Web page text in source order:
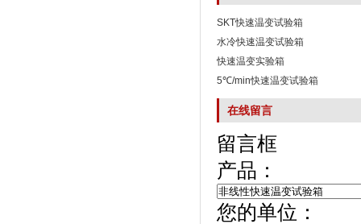
SKT快速温变试验箱
水冷快速温变试验箱
快速温变实验箱
5℃/min快速温变试验箱
在线留言
留言框
产品：
您的单位：